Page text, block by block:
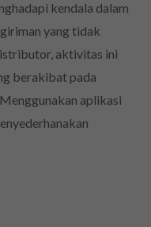
kendala dalam
yang tidak
aktivitas ini
berakibat pada
aplikasi